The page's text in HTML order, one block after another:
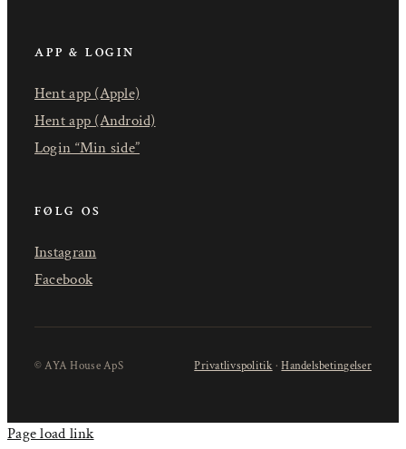
APP & LOGIN
Hent app (Apple)
Hent app (Android)
Login “Min side”
FØLG OS
Instagram
Facebook
© AYA House ApS Privatlivspolitik ·Handelsbetingelser
Page load link